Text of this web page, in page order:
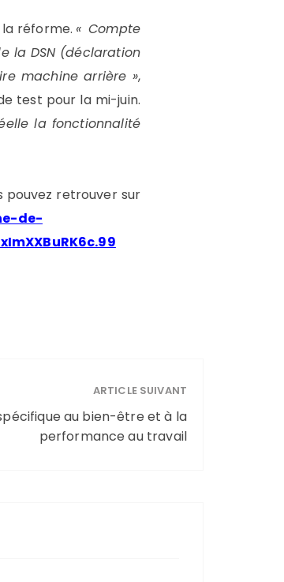
réforme. « Compte
la DSN (déclaration
machine arrière »,
test pour la mi-juin.
la fonctionnalité
pouvez retrouver sur
de-
ARTICLE SUIVANT
au bien-être et à la
performance au travail